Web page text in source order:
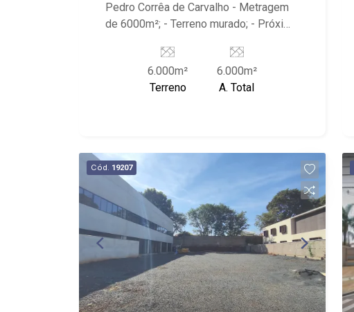
Pedro Corrêa de Carvalho - Metragem
de 6000m²; - Terreno murado; - Próximo
6.000m²
Terreno
6.000m²
A. Total
Cód. 19207